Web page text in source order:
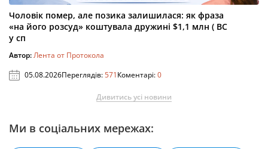
Чоловік помер, але позика залишилася: як фраза
«на його розсуд» коштувала дружині $1,1 млн ( ВС
у сп
Автор:Лента от Протокола
05.08.2026Переглядів:571Коментарі:0
Дивитись усі новини
Ми в соціальних мережах: